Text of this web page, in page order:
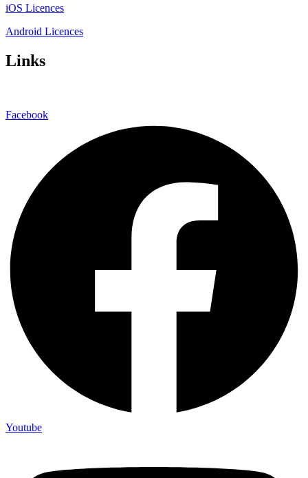
iOS Licences
Android Licences
Links
Facebook
Youtube